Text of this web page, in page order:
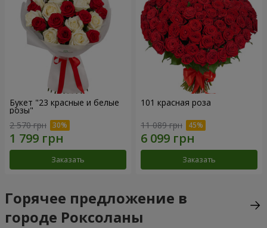
Букет "23 красные и белые
розы"
2 570 грн
Заказать
101 красная роза
11 089 грн
Заказать
Горячее предложение в
городе Роксоланы